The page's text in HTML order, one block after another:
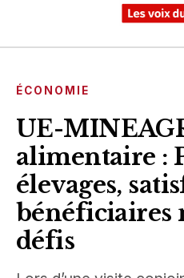
ÉCONOMIE
UE-
alimentaire :
élevages,
bénéficiaires
défis